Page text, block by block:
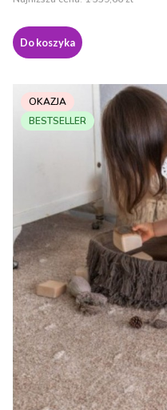
Do koszyka
OKAZJA
BESTSELLER